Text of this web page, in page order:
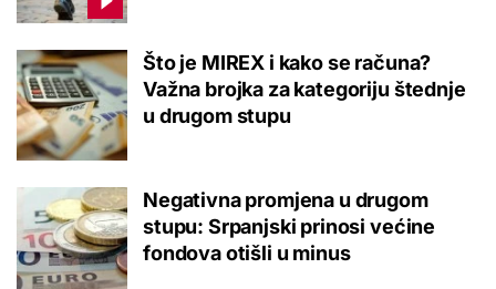
Što je MIREX i kako se računa?
Važna brojka za kategoriju štednje
u drugom stupu
Negativna promjena u drugom
stupu: Srpanjski prinosi većine
fondova otišli u minus